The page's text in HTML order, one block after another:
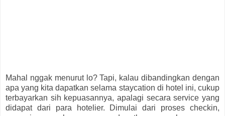
Mahal nggak menurut lo? Tapi, kalau dibandingkan dengan
apa yang kita dapatkan selama staycation di hotel ini, cukup
terbayarkan sih kepuasannya, apalagi secara service yang
didapat dari para hotelier. Dimulai dari proses checkin,